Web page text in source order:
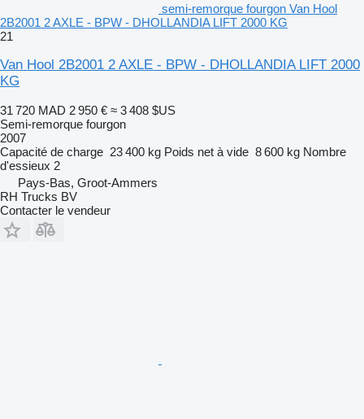
semi-remorque fourgon Van Hool
2B2001 2 AXLE - BPW - DHOLLANDIA LIFT 2000 KG
21
Van Hool 2B2001 2 AXLE - BPW - DHOLLANDIA LIFT 2000
KG
31 720 MAD 2 950 € ≈ 3 408 $US
Semi-remorque fourgon
2007
Capacité de charge 23 400 kg Poids net à vide 8 600 kg Nombre
d'essieux 2
Pays-Bas, Groot-Ammers
RH Trucks BV
Contacter le vendeur